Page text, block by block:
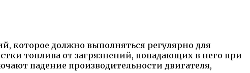
которое должно выполняться регулярно для
топлива от загрязнений, попадающих в него при
падение производительности двигателя,